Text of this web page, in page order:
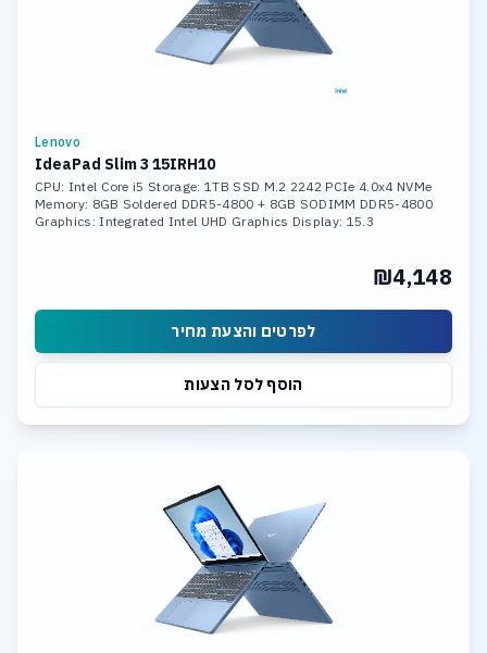
Lenovo
IdeaPad Slim 3 15IRH10
CPU: Intel Core i5 Storage: 1TB SSD M.2 2242 PCIe 4.0x4 NVMe
Memory: 8GB Soldered DDR5-4800 + 8GB SODIMM DDR5-4800
Graphics: Integrated Intel UHD Graphics Display: 15.3
₪4,148
לפרטים והצעת מחיר
הוסף לסל הצעות